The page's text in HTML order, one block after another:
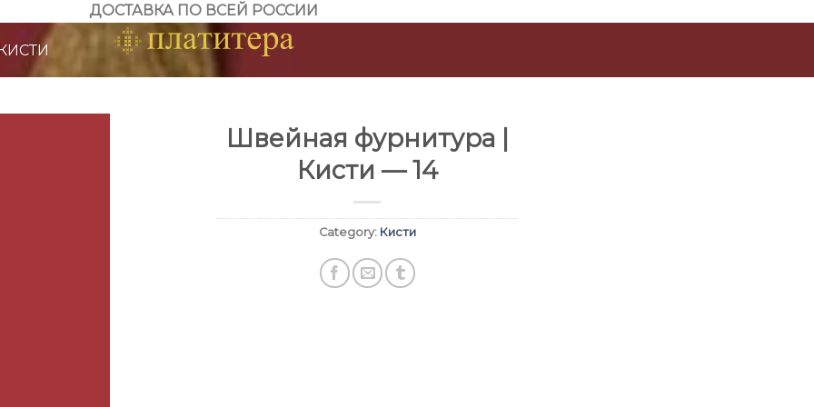
ДОСТАВКА ПО ВСЕЙ РОССИИ
Швейная фурнитура |
Кисти — 14
Category: Кисти